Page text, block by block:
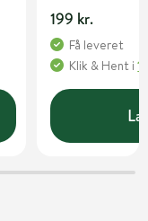
199 kr.
Få leveret
Klik & Hent i